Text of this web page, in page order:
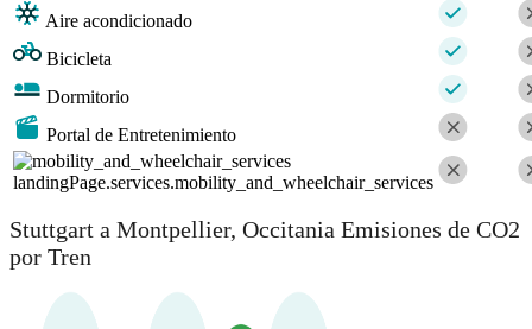
Aire acondicionado
Bicicleta
Dormitorio
Portal de Entretenimiento
landingPage.services.mobility_and_wheelchair_services
Stuttgart a Montpellier, Occitania Emisiones de CO2
por Tren